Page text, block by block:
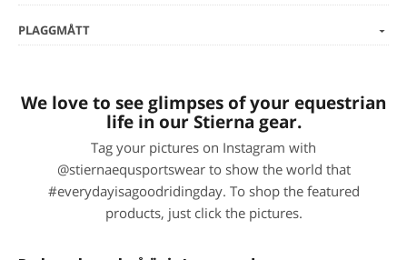
PLAGGMÅTT
We love to see glimpses of your equestrian
life in our Stierna gear.
Tag your pictures on Instagram with
@stiernaequsportswear to show the world that
#everydayisagoodridingday. To shop the featured
products, just click the pictures.